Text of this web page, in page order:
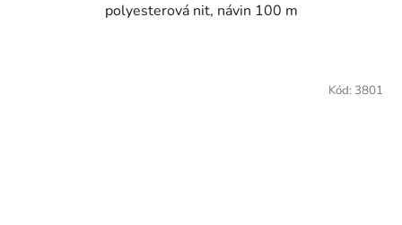
polyesterová nit, návin 100 m
Kód: 3801